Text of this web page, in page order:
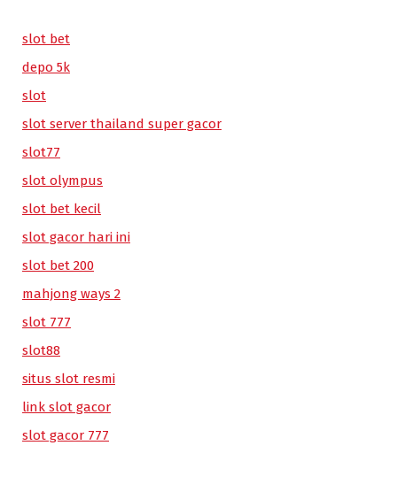
slot bet
depo 5k
slot
slot server thailand super gacor
slot77
slot olympus
slot bet kecil
slot gacor hari ini
slot bet 200
mahjong ways 2
slot 777
slot88
situs slot resmi
link slot gacor
slot gacor 777